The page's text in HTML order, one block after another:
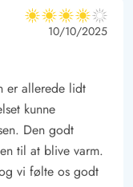
Det populære
Holmsland Klit og
og
Vesterhavet eller
Ringkøbing
vandsport eller
4 ud af 5
4 ud af 5
4 out of 5
10/10/2025
er allerede lidt
kunne
Den godt
til at blive varm.
vi følte os godt